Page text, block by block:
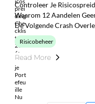
Controleer Je
Waarom 12 Aandelen
De Volgende Crash
Risicobeheer
Read More